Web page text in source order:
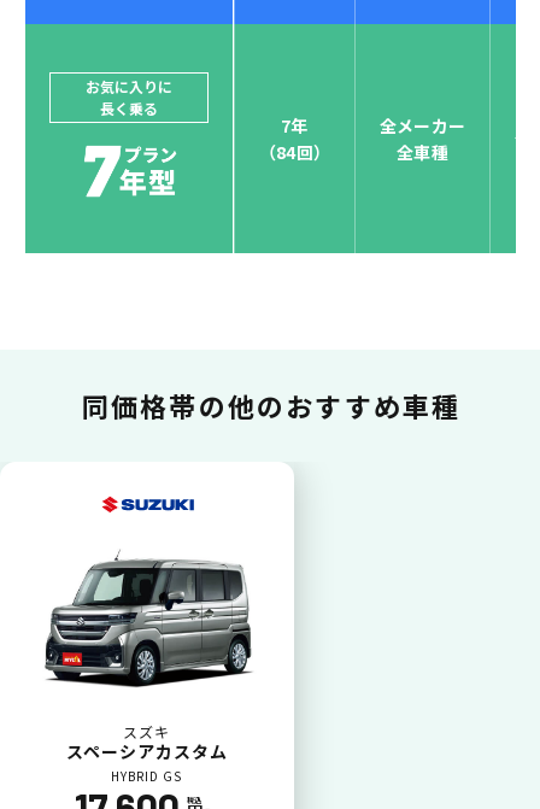
ジョイカルジャパンでは、カーリース決済を国際5大カ
他にはないサービスがクレジットカード決済、賢くポ
イント運用も！
ポイント還元
カードで支払い
普段のお買い物同様、お車の月々利用料をカ
ード払いが可能です。
お気に入りに
長く乗る
7年
（84回）
全メーカー
全車種
全
同価格帯の他のおすすめ車種
スズキ
スペーシアカスタム
HYBRID GS
税込